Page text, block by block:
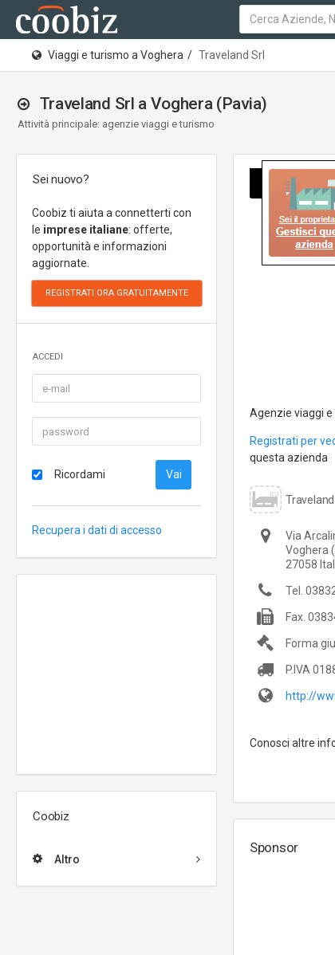
Viaggi e turismo a Voghera Traveland Srl
Traveland Srl a Voghera (Pavia)
Attività principale: agenzie viaggi e turismo
Sei nuovo?
Coobiz ti aiuta a connetterti con
le imprese italiane: offerte,
opportunità e informazioni
aggiornate.
ACCEDI
Ricordami
Recupera i dati di accesso
Coobiz
Altro
Agenzie viaggi
Registrati per
questa azienda
Via
Voghera
27058
Tel.
Fax.
Forma
P.IVA
http://
Conosci altre
Sponsor